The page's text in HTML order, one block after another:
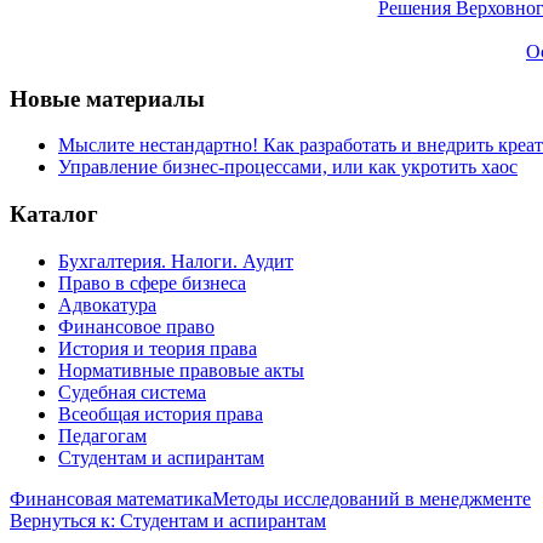
Решения
Новые материалы
Мыслите нестандартно! Как разработать и внедрить
Управление бизнес-процессами, или как укротить хаос
Каталог
Бухгалтерия. Налоги. Аудит
Право в сфере бизнеса
Адвокатура
Финансовое право
История и теория права
Нормативные правовые акты
Судебная система
Всеобщая история права
Педагогам
Студентам и аспирантам
Финансовая математикаМетоды исследований в менеджменте
Вернуться к: Студентам и аспирантам